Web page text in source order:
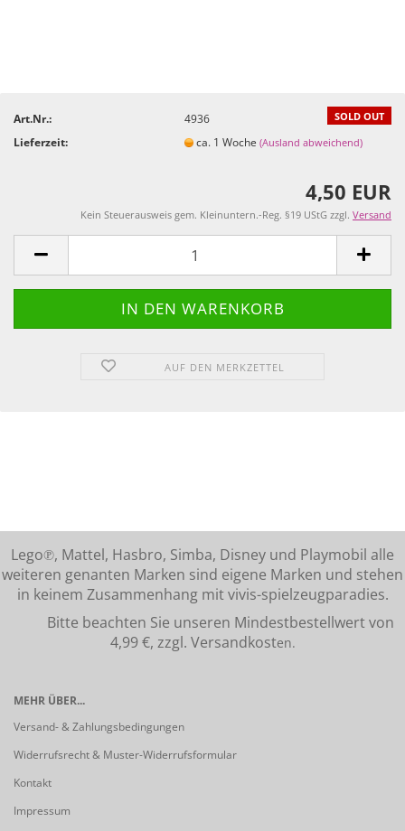
SOLD OUT
Art.Nr.:
4936
Lieferzeit:
ca. 1 Woche(Ausland abweichend)
4,50 EUR
Kein Steuerausweis gem. Kleinuntern.-Reg. §19 UStG zzgl. Versand
AUF DEN MERKZETTEL
Lego℗, Mattel, Hasbro, Simba, Disney und Playmobil alle
weiteren genanten Marken sind eigene Marken und stehen
in keinem Zusammenhang mit vivis-spielzeugparadies.
Bitte beachten Sie unseren Mindestbestellwert von
4,99 €, zzgl. Versandkosten.
MEHR ÜBER...
Versand- & Zahlungsbedingungen
Widerrufsrecht & Muster-Widerrufsformular
Kontakt
Impressum